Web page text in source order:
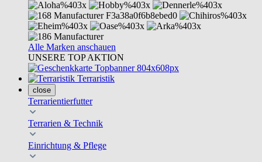
Alle Marken anschauen
UNSERE TOP AKTION
Terraristik
close
Terrarientierfutter
Terrarien & Technik
Einrichtung & Pflege